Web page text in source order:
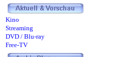
Kino
Streaming
DVD / Blu-ray
Free-TV